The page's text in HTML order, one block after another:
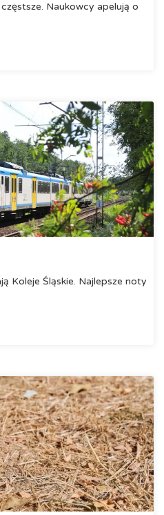
Naukowcy apelują o
Koleje Śląskie. Najlepsze noty